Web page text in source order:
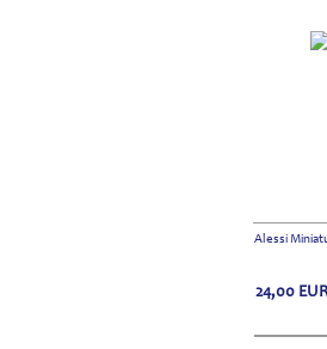
Alessi
24,00 EUR